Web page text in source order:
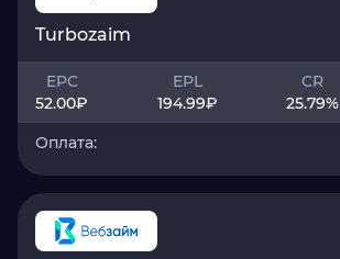
Turbozaim
EPC
52.00₽
EPL
194.99₽
CR
25.79%
Оплата: